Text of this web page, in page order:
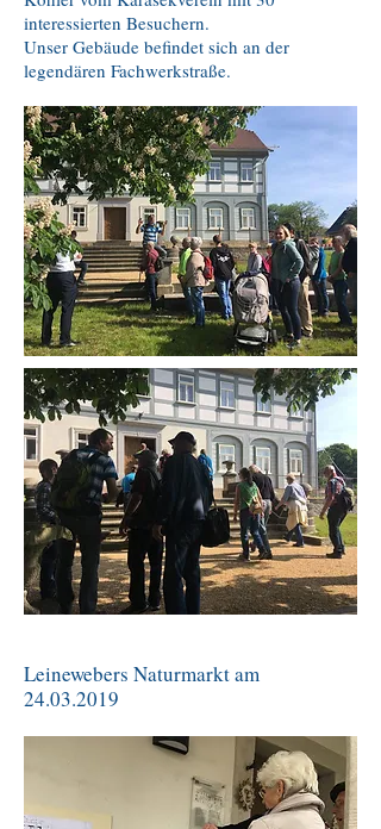
interessierten Besuchern.
Unser Gebäude befindet sich an der
legendären Fachwerkstraße.
Leinewebers Naturmarkt am
24.03.2019